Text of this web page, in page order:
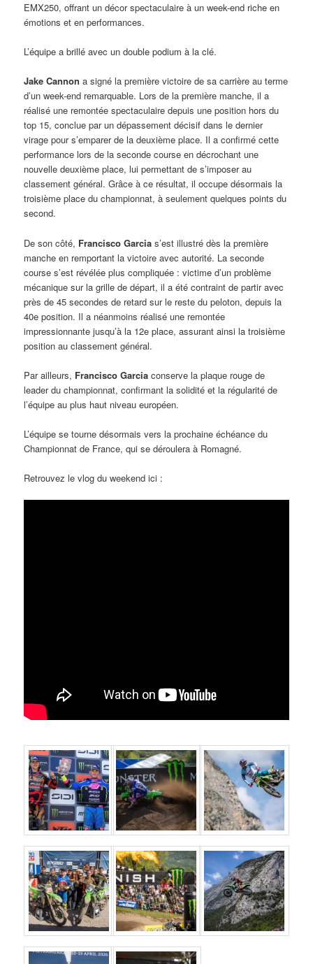
EMX250, offrant un décor spectaculaire à un week-end riche en
émotions et en performances.
L’équipe a brillé avec un double podium à la clé.
Jake Cannon a signé la première victoire de sa carrière au terme
d’un week-end remarquable. Lors de la première manche, il a
réalisé une remontée spectaculaire depuis une position hors du
top 15, conclue par un dépassement décisif dans le dernier
virage pour s’emparer de la deuxième place. Il a confirmé cette
performance lors de la seconde course en décrochant une
nouvelle deuxième place, lui permettant de s’imposer au
classement général. Grâce à ce résultat, il occupe désormais la
troisième place du championnat, à seulement quelques points du
second.
De son côté, Francisco Garcia s’est illustré dès la première
manche en remportant la victoire avec autorité. La seconde
course s’est révélée plus compliquée : victime d’un problème
mécanique sur la grille de départ, il a été contraint de partir avec
près de 45 secondes de retard sur le reste du peloton, depuis la
40e position. Il a néanmoins réalisé une remontée
impressionnante jusqu’à la 12e place, assurant ainsi la troisième
position au classement général.
Par ailleurs, Francisco Garcia conserve la plaque rouge de
leader du championnat, confirmant la solidité et la régularité de
l’équipe au plus haut niveau européen.
L’équipe se tourne désormais vers la prochaine échéance du
Championnat de France, qui se déroulera à Romagné.
Retrouvez le vlog du weekend ici :